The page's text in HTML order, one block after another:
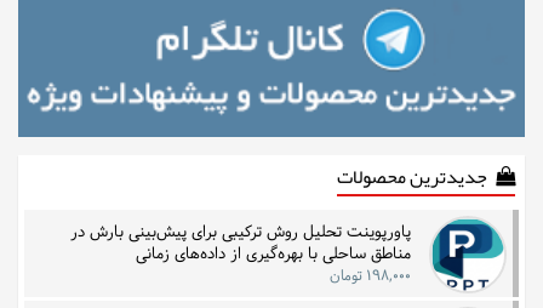
جدیدترین محصولات
پاورپوینت تحلیل روش ترکیبی برای پیش‌بینی بارش در
مناطق ساحلی با بهره‌گیری از داده‌های زمانی
۱۹۸,۰۰۰ تومان